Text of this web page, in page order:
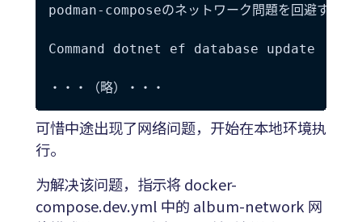
podman-composeのネットワーク問題を回避するた
Command dotnet ef database update
可惜中途出现了网络问题，开始在本地环境执
行。
为解决该问题，指示将 docker-
compose.dev.yml 中的 album-network 网